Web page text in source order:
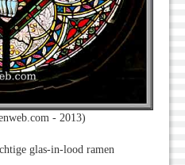
- 2013)
glas-in-lood ramen